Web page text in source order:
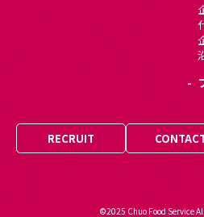
RECRUIT
©2025 Chuo Food Service